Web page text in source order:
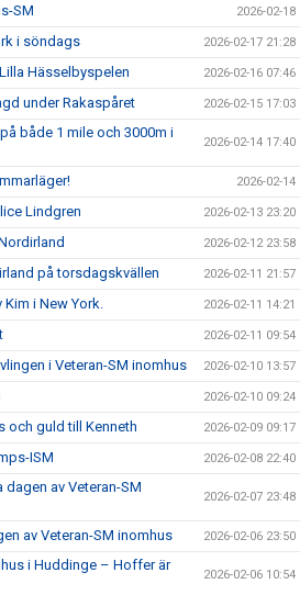
SM 2026-02-18
i söndags 2026-02-17 21:28
Hässelbyspelen 2026-02-16 07:46
under Rakaspåret 2026-02-15 17:03
både 1 mile och 3000m i
2026-02-14 17:40
2026-02-14
Lindgren 2026-02-13 23:20
2026-02-12 23:58
på torsdagskvällen 2026-02-11 21:57
i New York. 2026-02-11 14:21
2026-02-11 09:54
i Veteran-SM inomhus 2026-02-10 13:57
2026-02-10 09:24
och guld till Kenneth 2026-02-09 09:17
ISM 2026-02-08 22:40
dagen av Veteran-SM
2026-02-07 23:48
av Veteran-SM inomhus 2026-02-06 23:50
i Huddinge – Hoffer är
2026-02-06 10:54